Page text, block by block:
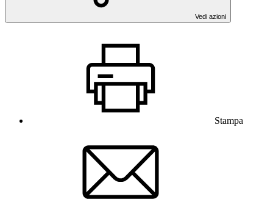
Vedi azioni
Stampa